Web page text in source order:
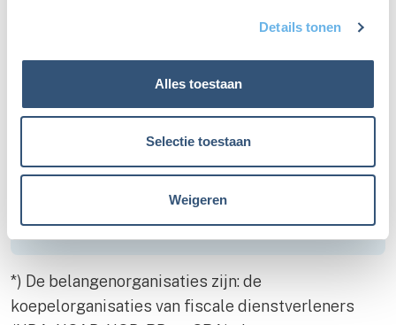
Details tonen
Alles toestaan
Selectie toestaan
Weigeren
hierover berichten als er meer nieuws is.
in onsDossier 'Box 3 teruggaaf'. Daar vind
je onder andere ons memo 'Box 3-heffing
te hoog? Alle ontwikkelingen op een rij'.
bericht op de LinkedInpagina
van de Bond voor Belastingbetalers
*) De belangenorganisaties zijn: de
koepelorganisaties van fiscale dienstverleners